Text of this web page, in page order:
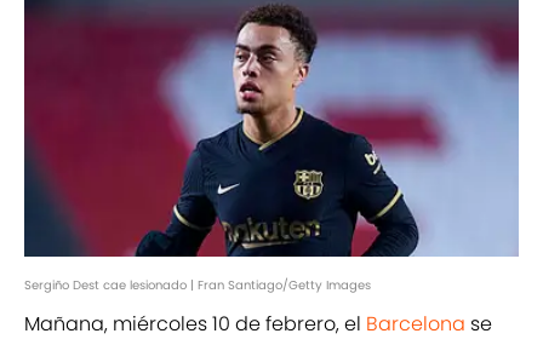
Sergiño Dest cae lesionado | Fran Santiago/Getty Images
Mañana, miércoles 10 de febrero, el Barcelona se